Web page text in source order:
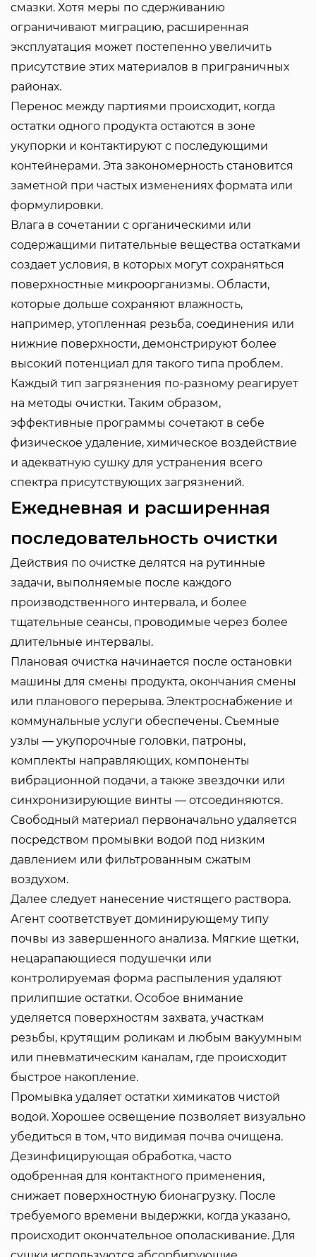
смазки. Хотя меры по сдерживанию
ограничивают миграцию, расширенная
эксплуатация может постепенно увеличить
присутствие этих материалов в приграничных
районах.
Перенос между партиями происходит, когда
остатки одного продукта остаются в зоне
укупорки и контактируют с последующими
контейнерами. Эта закономерность становится
заметной при частых изменениях формата или
формулировки.
Влага в сочетании с органическими или
содержащими питательные вещества остатками
создает условия, в которых могут сохраняться
поверхностные микроорганизмы. Области,
которые дольше сохраняют влажность,
например, утопленная резьба, соединения или
нижние поверхности, демонстрируют более
высокий потенциал для такого типа проблем.
Каждый тип загрязнения по-разному реагирует
на методы очистки. Таким образом,
эффективные программы сочетают в себе
физическое удаление, химическое воздействие
и адекватную сушку для устранения всего
спектра присутствующих загрязнений.
Ежедневная и расширенная
последовательность очистки
Действия по очистке делятся на рутинные
задачи, выполняемые после каждого
производственного интервала, и более
тщательные сеансы, проводимые через более
длительные интервалы.
Плановая очистка начинается после остановки
машины для смены продукта, окончания смены
или планового перерыва. Электроснабжение и
коммунальные услуги обеспечены. Съемные
узлы — укупорочные головки, патроны,
комплекты направляющих, компоненты
вибрационной подачи, а также звездочки или
синхронизирующие винты — отсоединяются.
Свободный материал первоначально удаляется
посредством промывки водой под низким
давлением или фильтрованным сжатым
воздухом.
Далее следует нанесение чистящего раствора.
Агент соответствует доминирующему типу
почвы из завершенного анализа. Мягкие щетки,
нецарапающиеся подушечки или
контролируемая форма распыления удаляют
прилипшие остатки. Особое внимание
уделяется поверхностям захвата, участкам
резьбы, крутящим роликам и любым вакуумным
или пневматическим каналам, где происходит
быстрое накопление.
Промывка удаляет остатки химикатов чистой
водой. Хорошее освещение позволяет визуально
убедиться в том, что видимая почва очищена.
Дезинфицирующая обработка, часто
одобренная для контактного применения,
снижает поверхностную бионагрузку. После
требуемого времени выдержки, когда указано,
происходит окончательное ополаскивание. Для